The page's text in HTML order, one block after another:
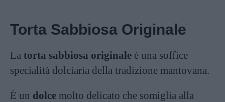
Torta Sabbiosa Originale
La torta sabbiosa originale è una soffice
specialità dolciaria della tradizione mantovana.
È un dolce molto delicato che somiglia alla